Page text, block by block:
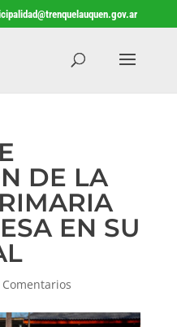
DE LA
EN SU
Comentarios